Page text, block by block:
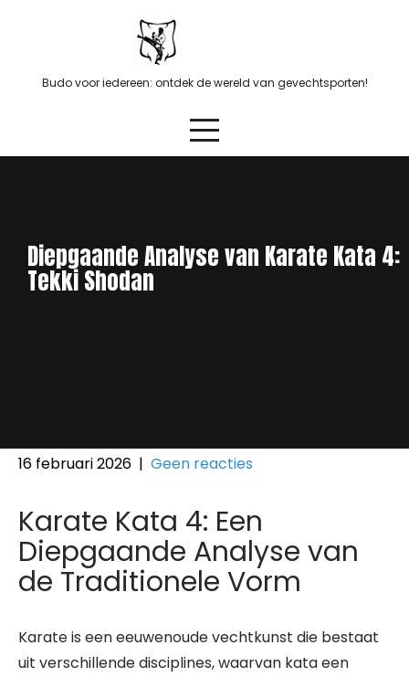
Budo voor iedereen: ontdek de wereld van gevechtsporten!
Diepgaande Analyse van Karate Kata 4:
Tekki Shodan
16 februari 2026 | Geen reacties
Karate Kata 4: Een
Diepgaande Analyse van
de Traditionele Vorm
Karate is een eeuwenoude vechtkunst die bestaat
uit verschillende disciplines, waarvan kata een